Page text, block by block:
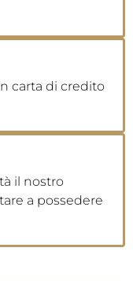
carta di credito
il nostro
a possedere